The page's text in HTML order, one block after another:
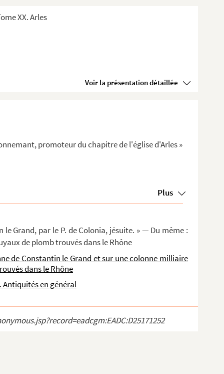
XX. Arles
Voir la présentation détaillée
promoteur du chapitre de l'église d'Arles »
Plus
Grand, par le P. de Colonia, jésuite. » — Du même :
de plomb trouvés dans le Rhône
de Constantin le Grand et sur une colonne milliaire
dans le Rhône
en général